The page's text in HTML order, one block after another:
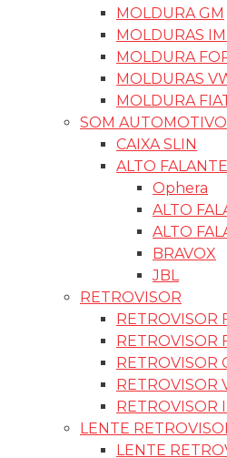
MOLDURA GM
MOLDURAS
MOLDURA
MOLDURAS
MOLDURA
SOM AUTOMOTIVO
CAIXA SLIN
ALTO
Ophera
ALTO
ALTO
BRAVOX
JBL
RETROVISOR
RETROVISOR
RETROVISOR
RETROVISOR
RETROVISOR
RETROVISOR
LENTE
LENTE